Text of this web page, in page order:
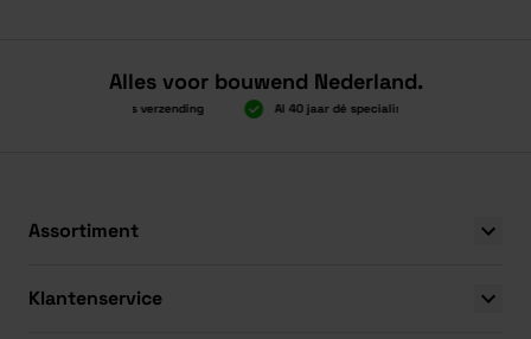
Alles voor bouwend Nederland.
Boven 2.000 gratis verzending Al 40 jaar dé specialist
Assortiment
Klantenservice